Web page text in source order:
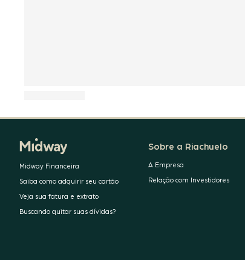
Midway Financeira
Saiba como adquirir seu cartão
Veja sua fatura e extrato
Buscando quitar suas dívidas?
Sobre a Riachuelo
A Empresa
Relação com Investidores